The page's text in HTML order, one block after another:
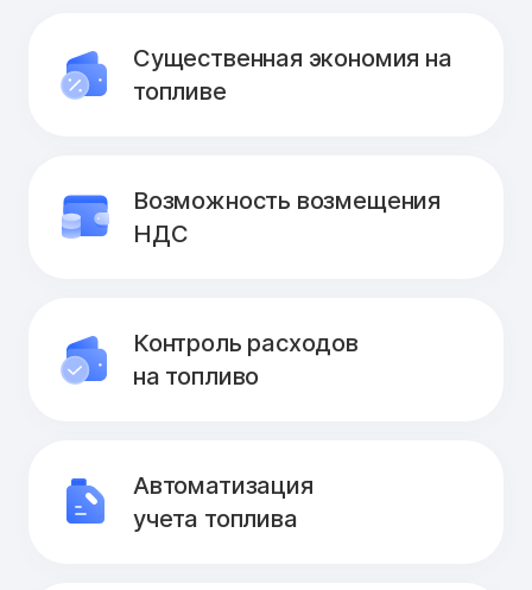
Существенная экономия на
топливе
Возможность возмещения
НДС
Контроль расходов
на топливо
Автоматизация
учета топлива